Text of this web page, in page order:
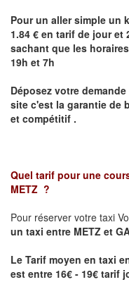
Pour un aller simple un
1.84 € en tarif de jour et
sachant que les
19h et 7h
Déposez votre
site c'est la garantie de
et compétitif .
Quel tarif pour une
METZ ?
Pour réserver votre taxi
un taxi entre METZ et
Le Tarif moyen en taxi
est entre 16€ - 19€ tarif